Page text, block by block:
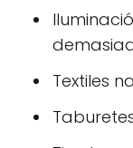
Textiles